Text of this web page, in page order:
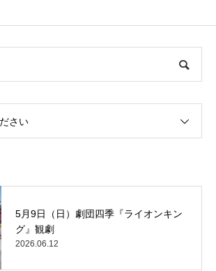
さい
5月9日（日）劇団四季『ライオンキン
グ』観劇
2026.06.12